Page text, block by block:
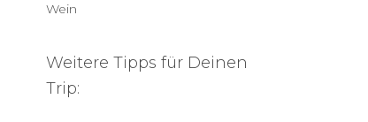
Wein
Weitere Tipps für Deinen
Trip: